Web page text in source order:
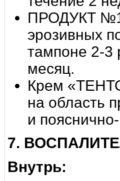
ПРОДУКТ №1
эрозивных
тампоне 2-3
месяц.
Крем
на область
и
7.
Внутрь: